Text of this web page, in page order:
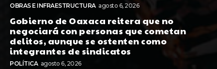
OBRAS E INFRAESTRUCTURA agosto 6, 2026
Gobierno de Oaxaca reitera que no
negociará con personas que cometan
delitos, aunque se ostenten como
integrantes de sindicatos
POLÍTICA agosto 6, 2026